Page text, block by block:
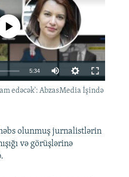
STANDARTLARIMIZ
1080p
currently available
5:34
edəcək': AbzasMedia İşində
olunmuş jurnalistlərin
və görüşlərinə